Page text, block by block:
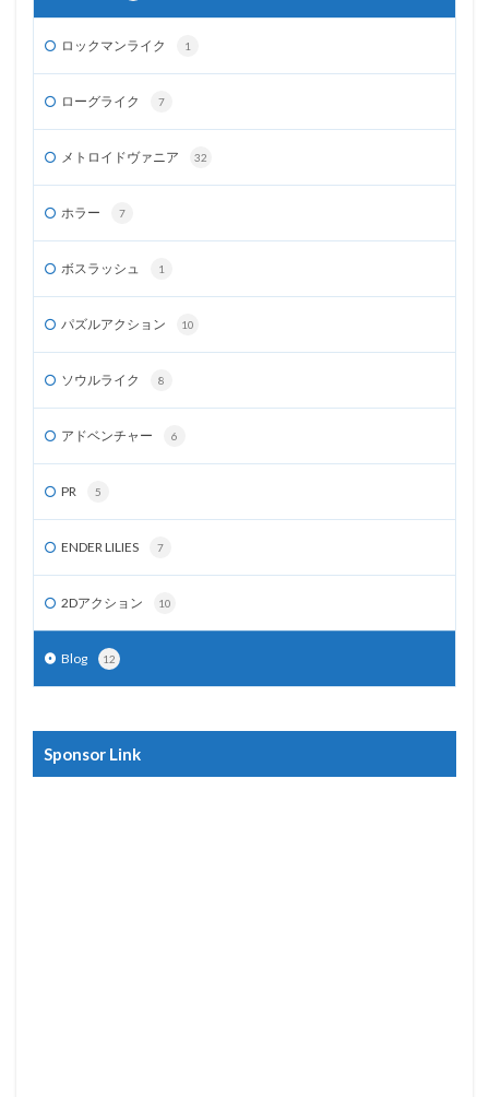
ロックマンライク 1
ローグライク 7
メトロイドヴァニア 32
ホラー 7
ボスラッシュ 1
パズルアクション 10
ソウルライク 8
アドベンチャー 6
PR 5
ENDER LILIES 7
2Dアクション 10
Blog 12
Sponsor Link